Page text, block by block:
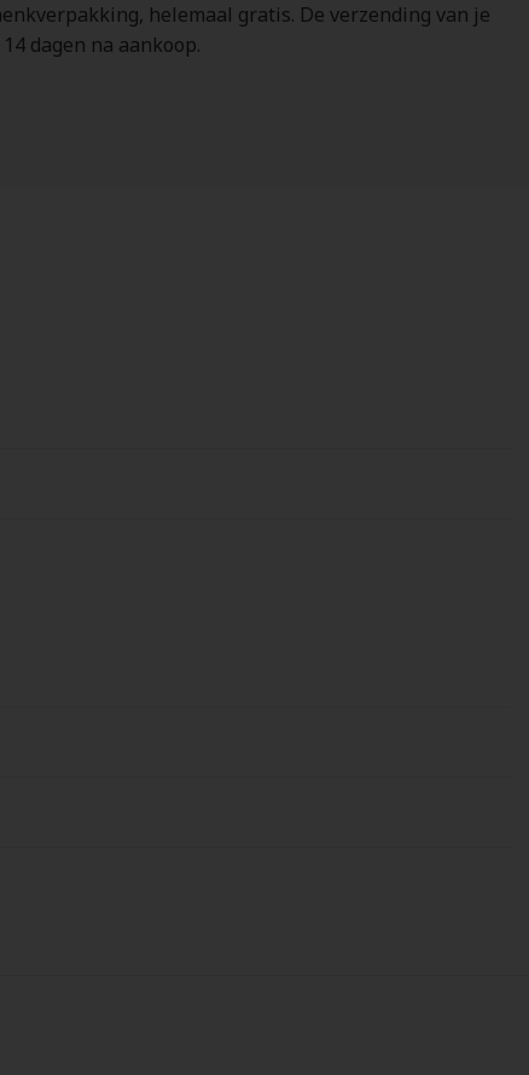
helemaal gratis. De verzending van je
dagen na aankoop.